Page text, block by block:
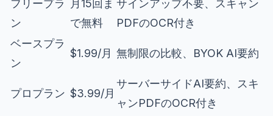
フリープラ
ン
月15回ま
で無料
サインアップ不要、スキャン
PDFのOCR付き
ベースプラ
ン
$1.99/月 無制限の比較、BYOK AI要約
プロプラン $3.99/月
サーバーサイドAI要約、スキ
ャンPDFのOCR付き